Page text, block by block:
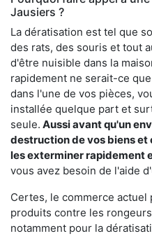
Jausiers ?
La dératisation est tel que
des rats, des souris et tout
d'être nuisible dans la
rapidement ne serait-ce
dans l'une de vos pièces,
installée quelque part et
seule. Aussi avant qu'un
destruction de vos biens
les exterminer rapidement
vous avez besoin de l'aide
Certes, le commerce
produits contre les
notamment pour la